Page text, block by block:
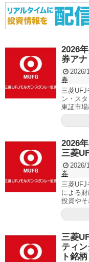
2026
券ア
2026/
券
三菱
ン・ス
東証市場
2026
三菱
2026/
券
三菱UFJ
による
投資やそ
三菱
ティ
ト銘柄